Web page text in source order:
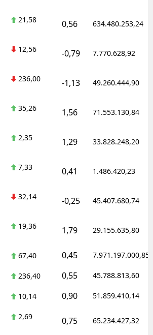
21,58 0,56 634.480.253,24
12,56 -0,79 7.770.628,92
236,00 -1,13 49.260.444,90
35,26 1,56 71.553.130,84
2,35 1,29 33.828.248,20
7,33 0,41 1.486.420,23
32,14 -0,25 45.407.680,74
19,36 1,79 29.155.635,80
67,40 0,45 7.971.197.000,85
236,40 0,55 45.788.813,60
10,14 0,90 51.859.410,14
2,69 0,75 65.234.427,32